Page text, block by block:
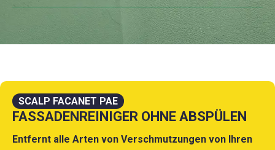
SCALP FACANET PAE
FASSADENREINIGER OHNE ABSPÜLEN
Entfernt alle Arten von Verschmutzungen von Ihren